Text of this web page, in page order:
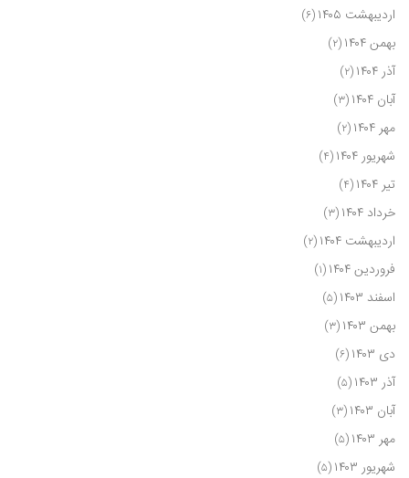
اردیبهشت ۱۴۰۵ (۶)
بهمن ۱۴۰۴ (۲)
آذر ۱۴۰۴ (۲)
آبان ۱۴۰۴ (۳)
مهر ۱۴۰۴ (۲)
شهریور ۱۴۰۴ (۴)
تیر ۱۴۰۴ (۴)
خرداد ۱۴۰۴ (۳)
اردیبهشت ۱۴۰۴ (۲)
فروردین ۱۴۰۴ (۱)
اسفند ۱۴۰۳ (۵)
بهمن ۱۴۰۳ (۳)
دی ۱۴۰۳ (۶)
آذر ۱۴۰۳ (۵)
آبان ۱۴۰۳ (۳)
مهر ۱۴۰۳ (۵)
شهریور ۱۴۰۳ (۵)